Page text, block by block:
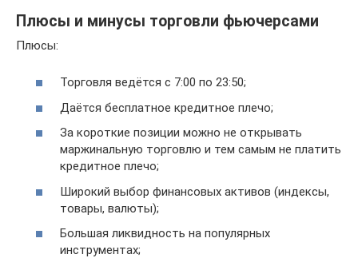
Плюсы и минусы торговли фьючерсами
Плюсы:
Торговля ведётся с 7:00 по 23:50;
Даётся бесплатное кредитное плечо;
За короткие позиции можно не открывать
маржинальную торговлю и тем самым не платить
кредитное плечо;
Широкий выбор финансовых активов (индексы,
товары, валюты);
Большая ликвидность на популярных
инструментах;